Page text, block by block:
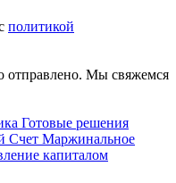
политикой
Мы свяжемся
Готовые решения
Счет Маржинальное
капиталом